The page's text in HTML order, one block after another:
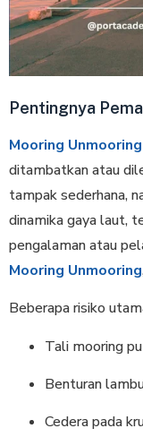
Pentingnya
Mooring Unmooring
ditambatkan atau
tampak sederhana,
dinamika gaya laut,
pengalaman atau
Mooring Unmooring
Beberapa risiko
Tali mooring
Benturan
Cedera pada